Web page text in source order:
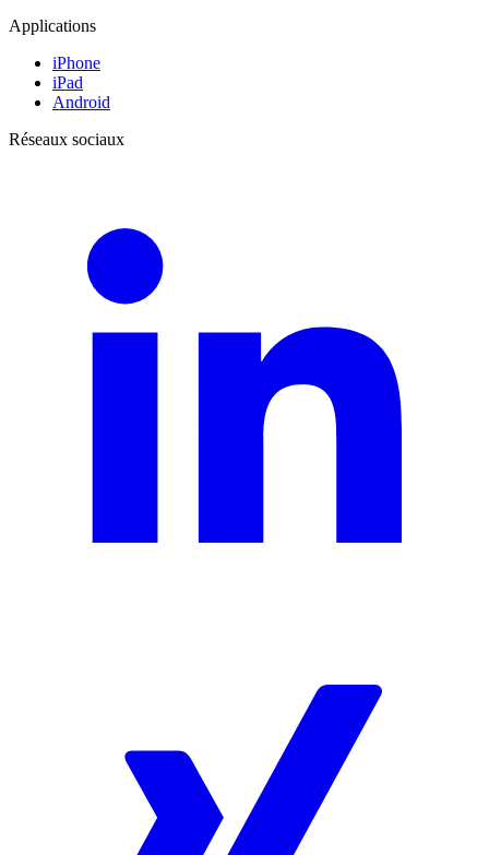
Applications
iPhone
iPad
Android
Réseaux sociaux